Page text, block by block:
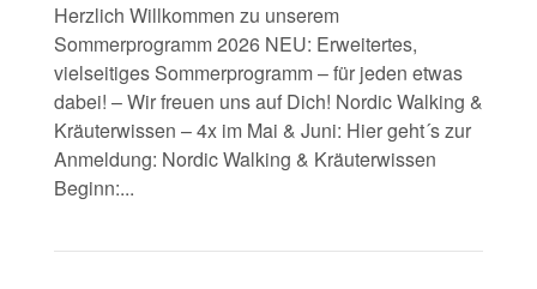
Herzlich Willkommen zu unserem
Sommerprogramm 2026 NEU: Erweitertes,
vielseitiges Sommerprogramm – für jeden etwas
dabei! – Wir freuen uns auf Dich! Nordic Walking &
Kräuterwissen – 4x im Mai & Juni: Hier geht´s zur
Anmeldung: Nordic Walking & Kräuterwissen
Beginn:...